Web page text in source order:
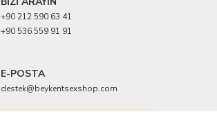
+90 212 590 63 41
+90 536 559 91 91
E-POSTA
destek@beykentsexshop.com